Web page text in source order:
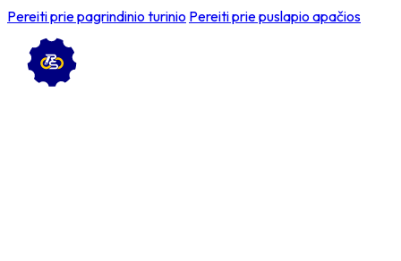
Pereiti prie pagrindinio turinio Pereiti prie puslapio apačios